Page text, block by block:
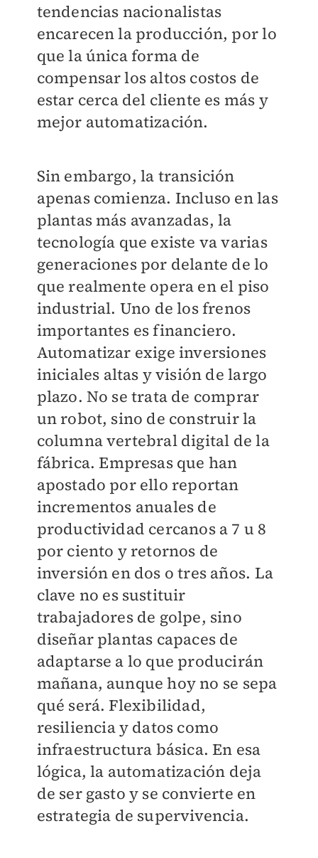
tendencias nacionalistas
encarecen la producción, por lo
que la única forma de
compensar los altos costos de
estar cerca del cliente es más y
mejor automatización.
Sin embargo, la transición
apenas comienza. Incluso en las
plantas más avanzadas, la
tecnología que existe va varias
generaciones por delante de lo
que realmente opera en el piso
industrial. Uno de los frenos
importantes es financiero.
Automatizar exige inversiones
iniciales altas y visión de largo
plazo. No se trata de comprar
un robot, sino de construir la
columna vertebral digital de la
fábrica. Empresas que han
apostado por ello reportan
incrementos anuales de
productividad cercanos a 7 u 8
por ciento y retornos de
inversión en dos o tres años. La
clave no es sustituir
trabajadores de golpe, sino
diseñar plantas capaces de
adaptarse a lo que producirán
mañana, aunque hoy no se sepa
qué será. Flexibilidad,
resiliencia y datos como
infraestructura básica. En esa
lógica, la automatización deja
de ser gasto y se convierte en
estrategia de supervivencia.